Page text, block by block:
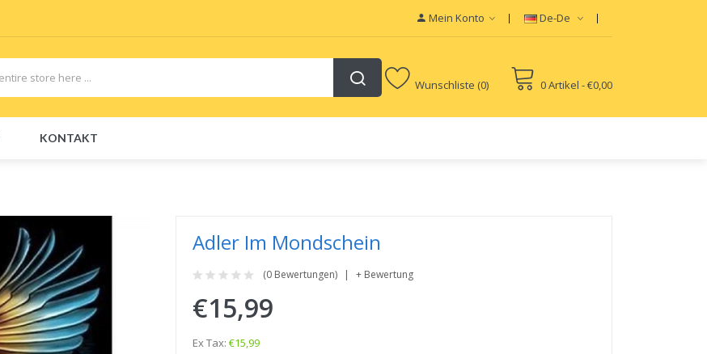
Mein Konto De-De
Wunschliste (0) 0 Artikel - €0,00
KONTAKT
Adler Im Mondschein
(0 Bewertungen) + Bewertung
€15,99
Ex Tax: €15,99